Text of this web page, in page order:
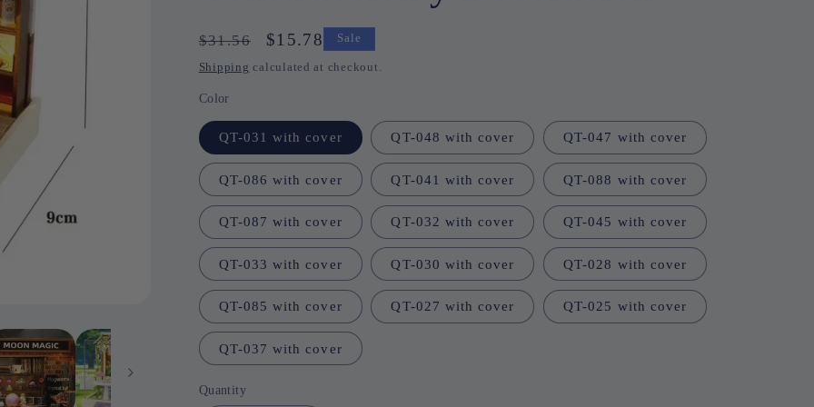
Regular
price
$31.56
Sale
price
$15.78 Sale
Shipping calculated at checkout.
Color
QT-031 with cover QT-048 with cover QT-047 with cover
QT-086 with cover QT-041 with cover QT-088 with cover
QT-087 with cover QT-032 with cover QT-045 with cover
QT-033 with cover QT-030 with cover QT-028 with cover
QT-085 with cover QT-027 with cover QT-025 with cover
QT-037 with cover
Quantity
Quantity